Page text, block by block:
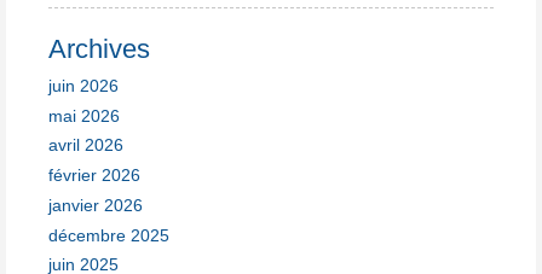
Archives
juin 2026
mai 2026
avril 2026
février 2026
janvier 2026
décembre 2025
juin 2025